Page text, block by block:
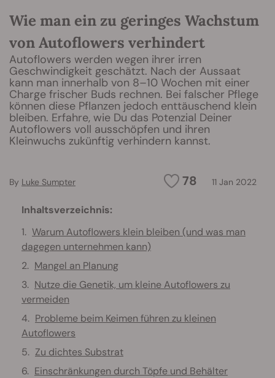
Wie man ein zu geringes Wachstum
von Autoflowers verhindert
Autoflowers werden wegen ihrer irren
Geschwindigkeit geschätzt. Nach der Aussaat
kann man innerhalb von 8–10 Wochen mit einer
Charge frischer Buds rechnen. Bei falscher Pflege
können diese Pflanzen jedoch enttäuschend klein
bleiben. Erfahre, wie Du das Potenzial Deiner
Autoflowers voll ausschöpfen und ihren
Kleinwuchs zukünftig verhindern kannst.
78 11 Jan 2022
By Luke Sumpter
Inhaltsverzeichnis:
Warum Autoflowers klein bleiben (und was man
dagegen unternehmen kann)
Mangel an Planung
Nutze die Genetik, um kleine Autoflowers zu
vermeiden
Probleme beim Keimen führen zu kleinen
Autoflowers
Zu dichtes Substrat
Einschränkungen durch Töpfe und Behälter